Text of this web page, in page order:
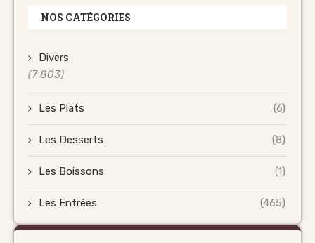
NOS CATÉGORIES
Divers
(7 803)
Les Plats (6)
Les Desserts (8)
Les Boissons (1)
Les Entrées (465)